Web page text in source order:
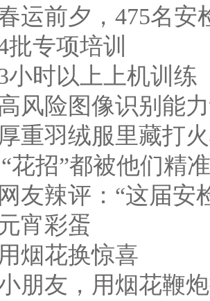
运前夕，475名安
批专项培训
小时以上上机训练
风险图像识别能
厚重羽绒服里藏打
花招”都被他们精
网友辣评：“这届安
宵彩蛋
用烟花换惊喜
朋友，用烟花鞭